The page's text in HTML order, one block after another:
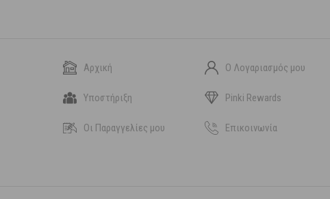
Αρχική Ο Λογαριασμός μου
Υποστήριξη Pinki Rewards
Οι Παραγγελίες μου Επικοινωνία